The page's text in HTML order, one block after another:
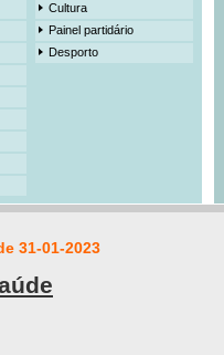
Cultura
Painel partidário
Desporto
31-01-2023